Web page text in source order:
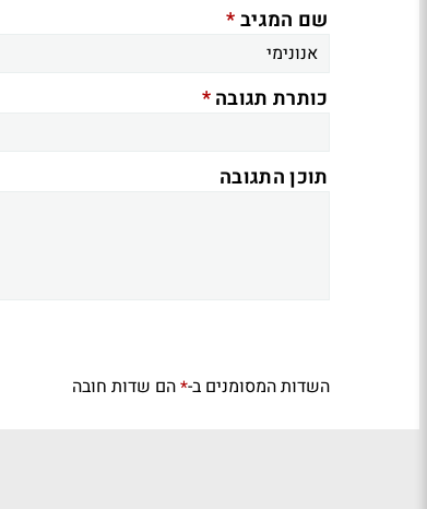
שם המגיב*
כותרת תגובה*
תוכן התגובה
השדות המסומנים ב-*הם שדות חובה